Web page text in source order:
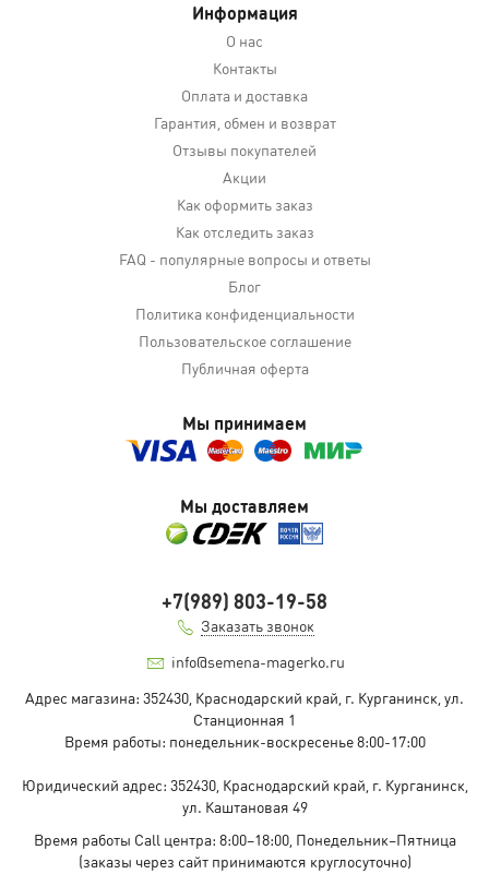
Информация
О нас
Контакты
Оплата и доставка
Гарантия, обмен и возврат
Отзывы покупателей
Акции
Как оформить заказ
Как отследить заказ
FAQ - популярные вопросы и ответы
Блог
Политика конфиденциальности
Пользовательское соглашение
Публичная оферта
Мы принимаем
Мы доставляем
+7(989) 803-19-58
Заказать звонок
info@semena-magerko.ru
Адрес магазина: 352430, Краснодарский край, г. Курганинск, ул.
Станционная 1
Время работы: понедельник-воскресенье 8:00-17:00
Юридический адрес: 352430, Краснодарский край, г. Курганинск,
ул. Каштановая 49
Время работы Call центра: 8:00–18:00, Понедельник–Пятница
(заказы через сайт принимаются круглосуточно)